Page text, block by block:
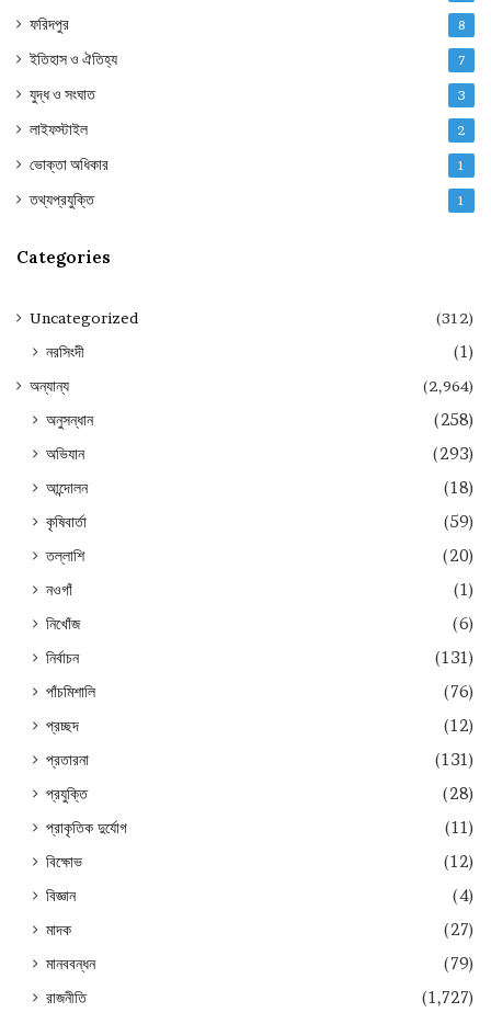
ফরিদপুর 8
ইতিহাস ও ঐতিহ্য 7
যুদ্ধ ও সংঘাত 3
লাইফস্টাইল 2
ভোক্তা অধিকার 1
তথ্যপ্রযুক্তি 1
Categories
Uncategorized (312)
নরসিংদী (1)
অন্যান্য (2,964)
অনুসন্ধান
(258)
অভিযান
(293)
আন্দোলন
(18)
কৃষিবার্তা
(59)
তল্লাশি
(20)
নওগাঁ
(1)
নিখোঁজ
(6)
নির্বাচন
(131)
পাঁচমিশালি
(76)
প্রচ্ছদ
(12)
প্রতারনা
(131)
প্রযুক্তি
(28)
প্রাকৃতিক দুর্যোগ
(11)
বিক্ষোভ
(12)
বিজ্ঞান
(4)
মাদক
(27)
মানববন্ধন
(79)
রাজনীতি
(1,727)